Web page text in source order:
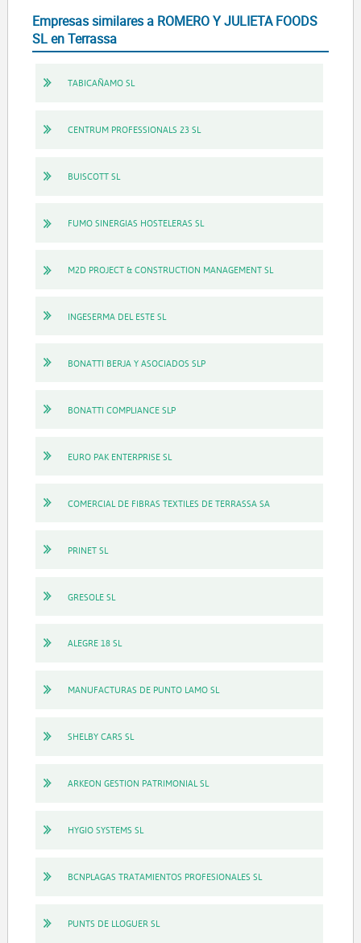
Empresas similares a ROMERO Y JULIETA FOODS
SL en Terrassa
TABICAÑAMO SL
CENTRUM PROFESSIONALS 23 SL
BUISCOTT SL
FUMO SINERGIAS HOSTELERAS SL
M2D PROJECT & CONSTRUCTION MANAGEMENT SL
INGESERMA DEL ESTE SL
BONATTI BERJA Y ASOCIADOS SLP
BONATTI COMPLIANCE SLP
EURO PAK ENTERPRISE SL
COMERCIAL DE FIBRAS TEXTILES DE TERRASSA SA
PRINET SL
GRESOLE SL
ALEGRE 18 SL
MANUFACTURAS DE PUNTO LAMO SL
SHELBY CARS SL
ARKEON GESTION PATRIMONIAL SL
HYGIO SYSTEMS SL
BCNPLAGAS TRATAMIENTOS PROFESIONALES SL
PUNTS DE LLOGUER SL